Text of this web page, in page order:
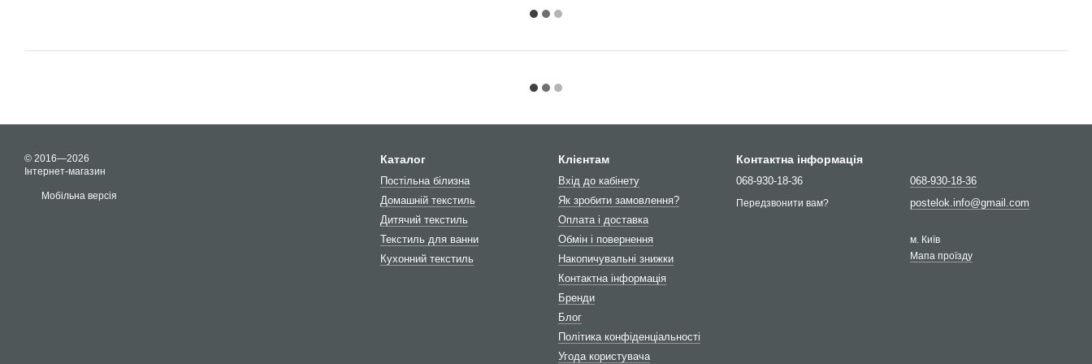
© 2016—2026
Інтернет-магазин
Мобільна версія
Каталог
Постільна білизна
Домашній текстиль
Дитячий текстиль
Текстиль для ванни
Кухонний текстиль
Клієнтам
Вхід до кабінету
Як зробити замовлення?
Оплата і доставка
Обмін і повернення
Накопичувальні знижки
Контактна інформація
Бренди
Блог
Політика конфіденціальності
Угода користувача
Контактна інформація
068-930-18-36
Передзвонити вам?
068-930-18-36
postelok.info@gmail.com
м. Київ
Мапа проїзду